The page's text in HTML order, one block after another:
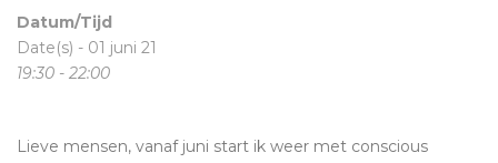
Datum/Tijd
Date(s) - 01 juni 21
19:30 - 22:00
Lieve mensen, vanaf juni start ik weer met conscious